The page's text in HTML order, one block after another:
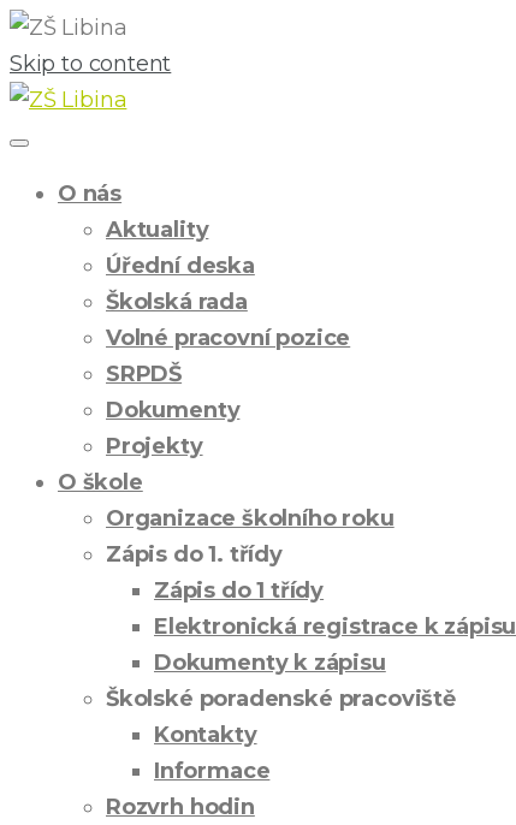
Skip to content
O nás
Aktuality
Úřední deska
Školská rada
Volné pracovní pozice
SRPDŠ
Dokumenty
Projekty
O škole
Organizace školního roku
Zápis do 1. třídy
Zápis do 1 třídy
Elektronická registrace k zápisu
Dokumenty k zápisu
Školské poradenské pracoviště
Kontakty
Informace
Rozvrh hodin